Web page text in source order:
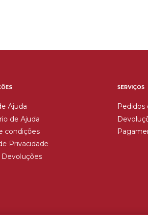
Ajuda
de Ajuda
condições
Privacidade
Devoluções
SERVIÇOS
Pedidos